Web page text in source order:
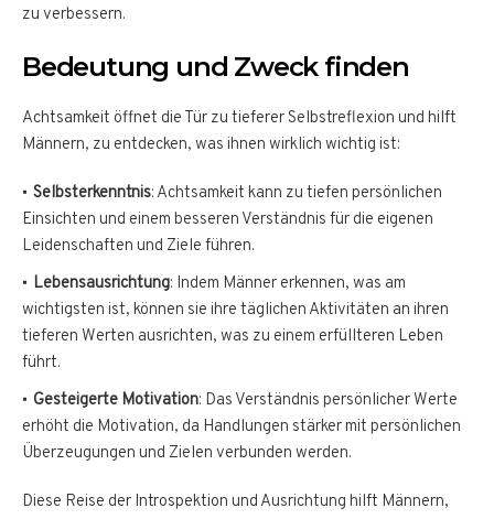
zu verbessern.
Bedeutung und Zweck finden
Achtsamkeit öffnet die Tür zu tieferer Selbstreflexion und hilft
Männern, zu entdecken, was ihnen wirklich wichtig ist:
Selbsterkenntnis: Achtsamkeit kann zu tiefen persönlichen
Einsichten und einem besseren Verständnis für die eigenen
Leidenschaften und Ziele führen.
Lebensausrichtung: Indem Männer erkennen, was am
wichtigsten ist, können sie ihre täglichen Aktivitäten an ihren
tieferen Werten ausrichten, was zu einem erfüllteren Leben
führt.
Gesteigerte Motivation: Das Verständnis persönlicher Werte
erhöht die Motivation, da Handlungen stärker mit persönlichen
Überzeugungen und Zielen verbunden werden.
Diese Reise der Introspektion und Ausrichtung hilft Männern,